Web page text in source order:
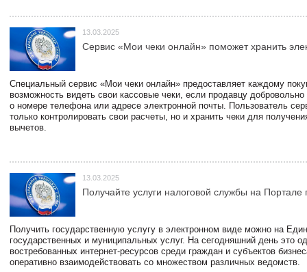
13.03.2025
Сервис «Мои чеки онлайн» поможет хранить
Специальный сервис «Мои чеки онлайн» предоставляет каждому
возможность видеть свои кассовые чеки, если продавцу
о номере телефона или адресе электронной почты. Пользователь
только контролировать свои расчеты, но и хранить чеки для
вычетов.
13.03.2025
Получайте услуги налоговой службы на Портале
Получить государственную услугу в электронном виде можно на
государственных и муниципальных услуг. На сегодняшний день это
востребованных интернет-ресурсов среди граждан и субъектов
оперативно взаимодействовать со множеством различных ведомств.